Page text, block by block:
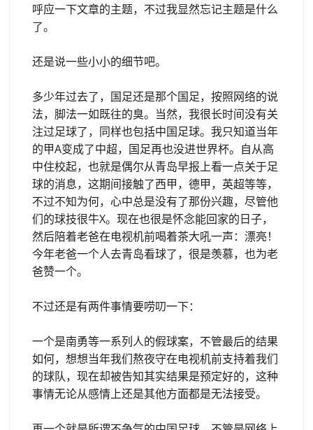
呼应一下文章的主题，不过我显然忘记主题是什么
了。
还是说一些小小的细节吧。
多少年过去了，国足还是那个国足，按照网络的说
法，脚法一如既往的臭。当然，我很长时间没有关
注过足球了，同样也包括中国足球。我只知道当年
的甲A变成了中超，国足再也没进世界杯。自从高
中住校起，也就是偶尔从青岛早报上看一点关于足
球的消息，这期间接触了西甲，德甲，英超等等，
不过不知为何，心中总是没有了那份兴趣，尽管他
们的球技很牛X。现在也很是怀念能回家的日子，
然后陪着老爸在电视机前喝着茶大吼一声：漂亮！
今年老爸一个人去青岛看球了，很是羡慕，也为老
爸赞一个。
不过还是有两件事情要唠叨一下：
一个是南勇等一系列人的假球案，不管最后的结果
如何，想想当年我们熬夜守在电视机前支持着我们
的球队，现在却被告知其实结果是预定好的，这种
事情无论从感情上还是其他方面都是无法接受。